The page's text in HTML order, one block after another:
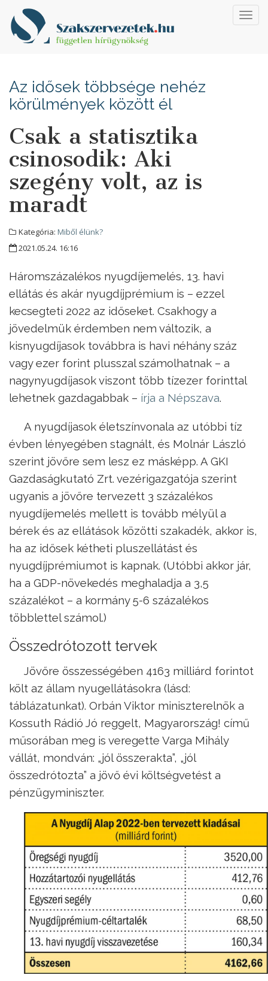
Az idősek többsége nehéz
körülmények között él
Csak a statisztika
csinosodik: Aki
szegény volt, az is
maradt
Kategória: Miből élünk?
2021.05.24. 16:16
Háromszázalékos nyugdíjemelés, 13. havi
ellátás és akár nyugdíjprémium is – ezzel
kecsegteti 2022 az időseket. Csakhogy a
jövedelmük érdemben nem változik, a
kisnyugdíjasok továbbra is havi néhány száz
vagy ezer forint plusszal számolhatnak – a
nagynyugdíjasok viszont több tízezer forinttal
lehetnek gazdagabbak – írja a Népszava.
A nyugdíjasok életszínvonala az utóbbi tíz
évben lényegében stagnált, és Molnár László
szerint jövőre sem lesz ez másképp. A GKI
Gazdaságkutató Zrt. vezérigazgatója szerint
ugyanis a jövőre tervezett 3 százalékos
nyugdíjemelés mellett is tovább mélyül a
bérek és az ellátások közötti szakadék, akkor is,
ha az idősek kétheti pluszellátást és
nyugdíjprémiu­mot is kapnak. (Utóbbi akkor jár,
ha a GDP-növekedés meghaladja a 3,5
százalékot – a kormány 5-6 százalékos
többlettel számol.)
Összedrótozott tervek
Jövőre összességében 4163 milliárd forintot
költ az állam nyugellátásokra (lásd:
táblázatunkat). Orbán Viktor miniszterelnök a
Kossuth Rádió Jó reggelt, Magyarország! című
műsorában meg is veregette Varga Mihály
vállát, mondván: „jól összerakta”, „jól
összedrótozta” a jövő évi költségvetést a
pénzügyminiszter.